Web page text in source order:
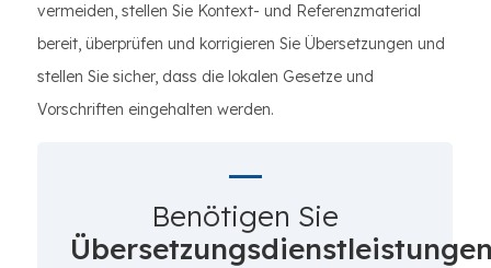
vermeiden, stellen Sie Kontext- und Referenzmaterial
bereit, überprüfen und korrigieren Sie Übersetzungen und
stellen Sie sicher, dass die lokalen Gesetze und
Vorschriften eingehalten werden.
Benötigen Sie